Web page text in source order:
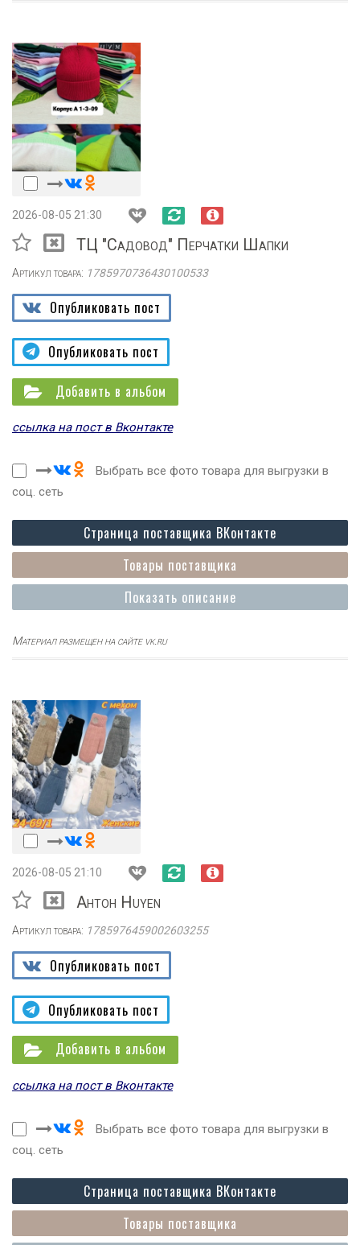
2026-08-05 21:30
ТЦ "Садовод" Перчатки Шапки
Артикул товара: 1785970736430100533
Опубликовать пост
Опубликовать пост
Добавить в альбом
ссылка на пост в Вконтакте
Выбрать все фото товара для выгрузки в
соц. сеть
Показать описание
Товары поставщика
Страница поставщика ВКонтакте
Материал размещен на сайте vk.ru
2026-08-05 21:10
Ahtoh Huyen
Артикул товара: 1785976459002603255
Опубликовать пост
Опубликовать пост
Добавить в альбом
ссылка на пост в Вконтакте
Выбрать все фото товара для выгрузки в
соц. сеть
Товары поставщика
Страница поставщика ВКонтакте